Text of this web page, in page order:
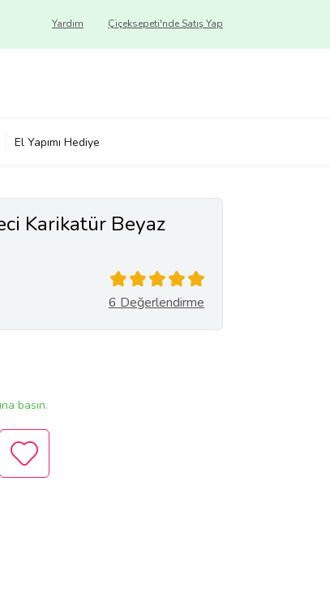
Çiçeksepeti'nde Satış Yap
Yardım
El Yapımı Hediye
Karikatür Beyaz
6 Değerlendirme
basın.